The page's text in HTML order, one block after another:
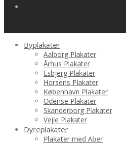
Byplakater
Aalborg Plakater
Århus Plakater
Esbjerg Plakater
Horsens Plakater
København Plakater
Odense Plakater
Skanderborg Plakater
Vejle Plakater
Dyreplakater
Plakater med Aber